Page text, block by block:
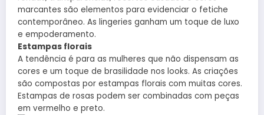
marcantes são elementos para evidenciar o fetiche
contemporâneo. As lingeries ganham um toque de luxo
e empoderamento.
Estampas florais
A tendência é para as mulheres que não dispensam as
cores e um toque de brasilidade nos looks. As criações
são compostas por estampas florais com muitas cores.
Estampas de rosas podem ser combinadas com peças
em vermelho e preto.